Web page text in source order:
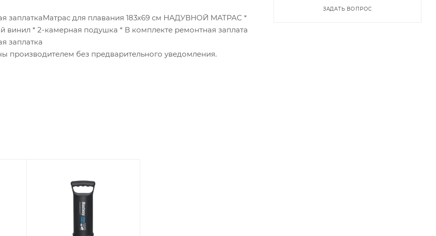
заплаткаМатрас для плавания 183х69 см НАДУВНОЙ МАТРАС *
* 2-камерная подушка * В комплекте ремонтная заплата
заплатка
производителем без предварительного уведомления.
ЗАДАТЬ ВОПРОС